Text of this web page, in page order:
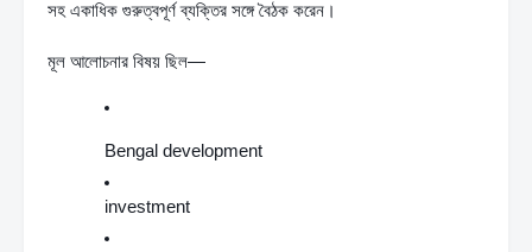
সহ একাধিক গুরুত্বপূর্ণ ব্যক্তির সঙ্গে বৈঠক করেন।
মূল আলোচনার বিষয় ছিল—
Bengal development
investment